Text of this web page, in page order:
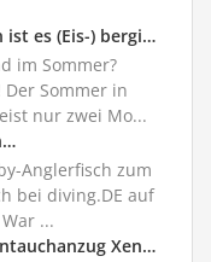
Grönland – Im Osten ist es (Eis-) bergiger
im Sommer?
Sommer in
nur zwei Mo...
Anglerfisch zum
bei diving.DE auf
...
Test Kallweit Trockentauchanzug Xenon Front X-TREME RS